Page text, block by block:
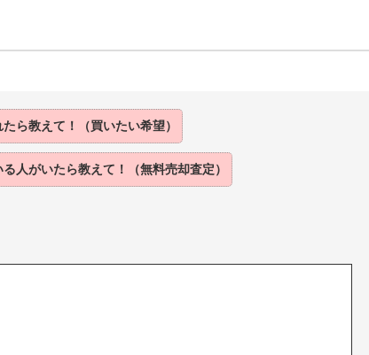
ら教えて！（買いたい希望）
人がいたら教えて！（無料売却査定）